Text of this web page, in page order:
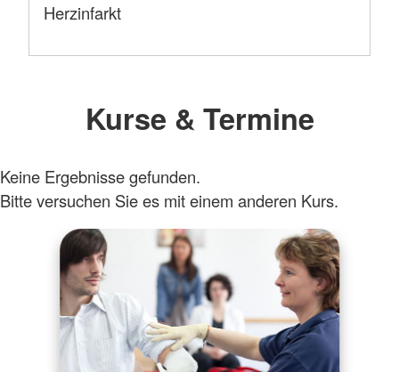
Herzinfarkt
Kurse & Termine
Keine Ergebnisse gefunden.
Bitte versuchen Sie es mit einem anderen Kurs.